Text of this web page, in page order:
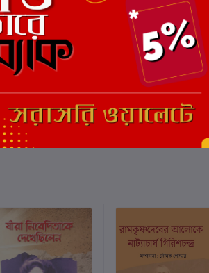
(0 পর্যালোচনা)
এই বইয়ের জন্য এখনও কোন